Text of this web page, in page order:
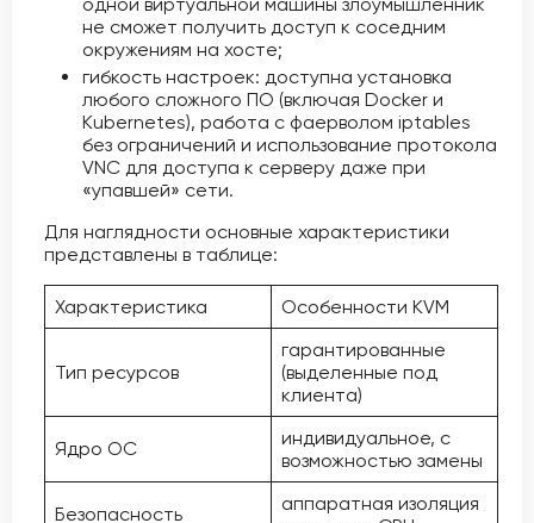
не сможет получить доступ к соседним
окружениям на хосте;
гибкость настроек: доступна установка
любого сложного ПО (включая Docker и
Kubernetes), работа с фаерволом iptables
без ограничений и использование протокола
VNC для доступа к серверу даже при
«упавшей» сети.
Для наглядности основные характеристики
представлены в таблице:
Характеристика Особенности KVM
Тип ресурсов
гарантированные
(выделенные под
клиента)
Ядро ОС
индивидуальное, с
возможностью замены
Безопасность
аппаратная изоляция